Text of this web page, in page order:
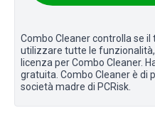
Combo Cleaner controlla se
utilizzare tutte le
licenza per Combo Cleaner.
gratuita. Combo Cleaner è di
società madre di PCRisk.